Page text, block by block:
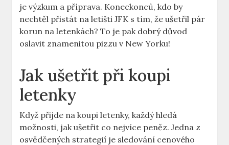
je výzkum a příprava. Koneckonců, kdo by
nechtěl přistát na letišti JFK s tím, že ušetřil pár
korun na letenkách? To je pak dobrý důvod
oslavit znamenitou pizzu v New Yorku!
Jak ušetřit při koupi
letenky
Když přijde na koupi letenky, každý hledá
možnosti, jak ušetřit co nejvíce peněz. Jedna z
osvědčených strategií je sledování cenového